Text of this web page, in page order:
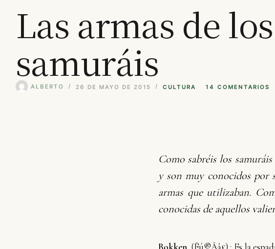
Las armas de los
samuráis
ALBERTO 26 DE MAYO DE 2015 CULTURA 14 COMENTARIOS
Como sabréis los
y son muy conocidos por
armas que utilizaban.
conocidas de aquellos